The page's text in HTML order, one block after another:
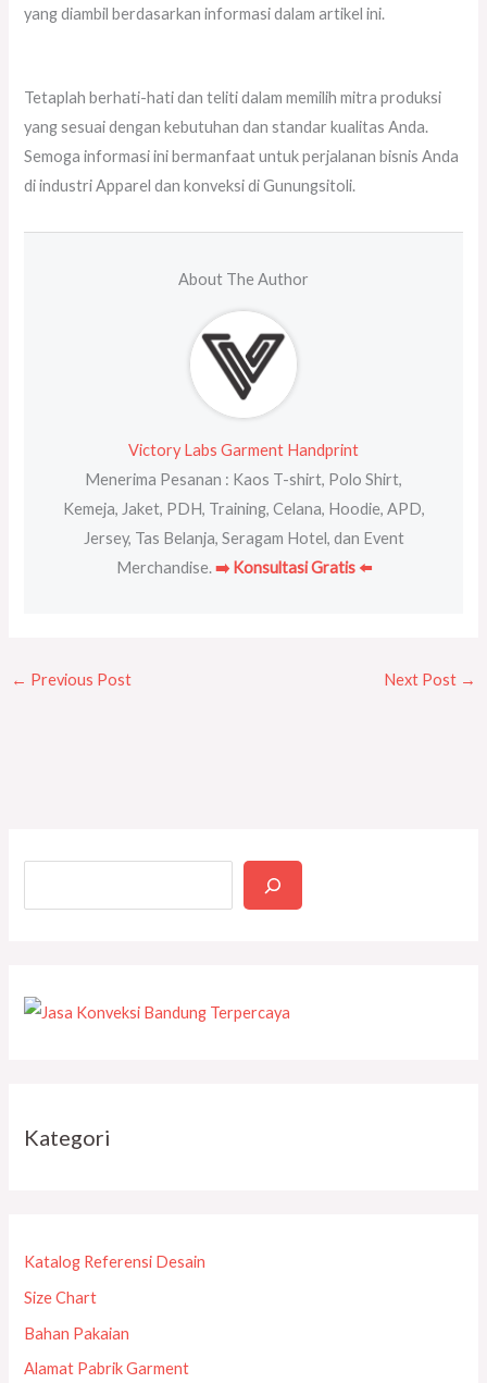
yang diambil berdasarkan informasi dalam artikel ini.
Tetaplah berhati-hati dan teliti dalam memilih mitra produksi
yang sesuai dengan kebutuhan dan standar kualitas Anda.
Semoga informasi ini bermanfaat untuk perjalanan bisnis Anda
di industri Apparel dan konveksi di Gunungsitoli.
About The Author
Victory Labs Garment Handprint
Menerima Pesanan : Kaos T-shirt, Polo Shirt,
Kemeja, Jaket, PDH, Training, Celana, Hoodie, APD,
Jersey, Tas Belanja, Seragam Hotel, dan Event
Merchandise.➡️ Konsultasi Gratis ⬅️
← Previous Post Next Post →
Kategori
Katalog Referensi Desain
Size Chart
Bahan Pakaian
Alamat Pabrik Garment